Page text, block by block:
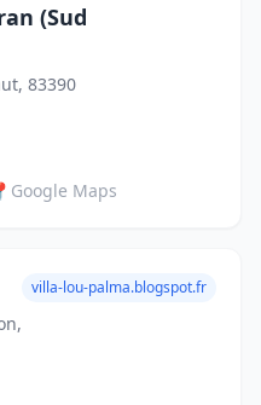
(Sud
83390
Google Maps
villa-lou-palma.blogspot.fr